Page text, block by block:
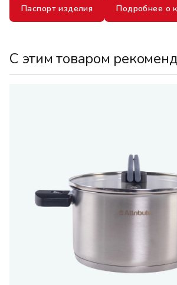
Паспорт изделия Подробнее о
С этим товаром